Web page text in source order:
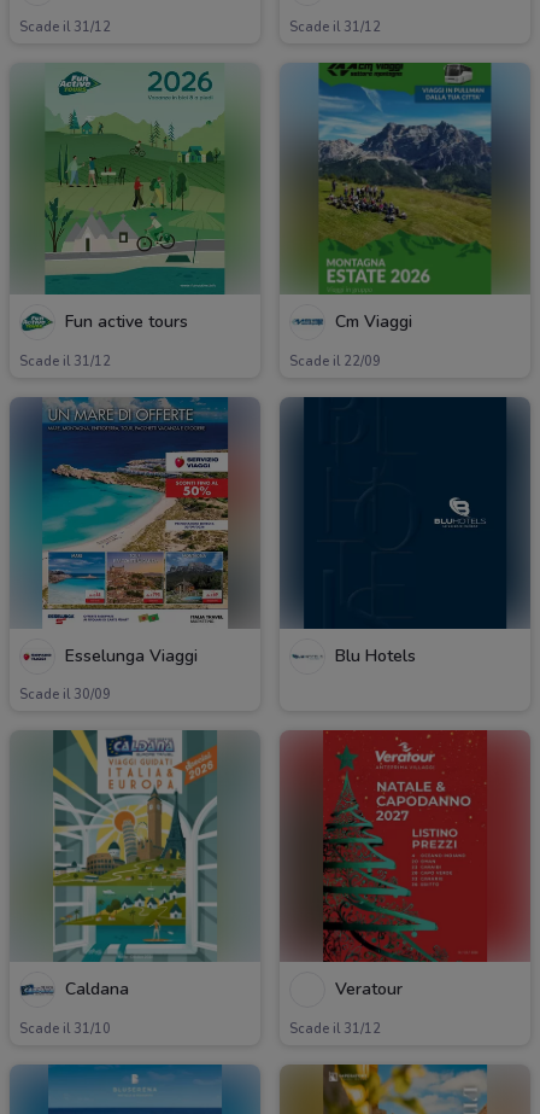
Scade il 31/12 Scade il 31/12
Fun active tours
Scade il 31/12
Cm Viaggi
Scade il 22/09
Esselunga Viaggi
Scade il 30/09
Blu Hotels
Caldana
Scade il 31/10
Veratour
Scade il 31/12